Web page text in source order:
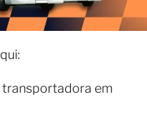
transportadora em